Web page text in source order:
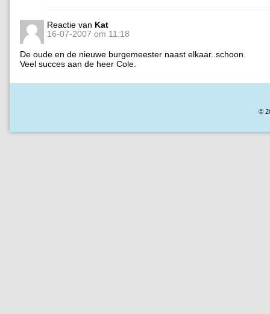
Reactie van Kat
16-07-2007 om 11:18
De oude en de nieuwe burgemeester naast elkaar..schoon.
Veel succes aan de heer Cole.
©